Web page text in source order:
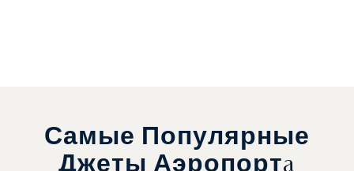
Самые Популярные
Джеты Аэропортa